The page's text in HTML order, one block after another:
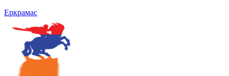
Еркрамас